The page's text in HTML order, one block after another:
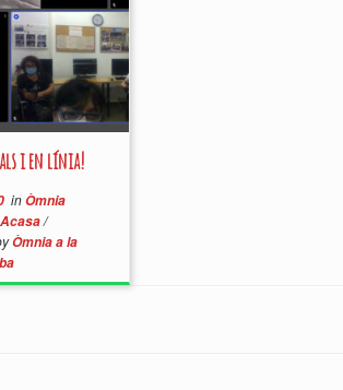
i en línia!
inÒmnia
/
Òmnia a la